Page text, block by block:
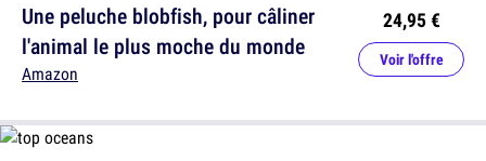
Une peluche blobfish, pour câliner
l'animal le plus moche du monde
Amazon
24,95 €
Voir l'offre